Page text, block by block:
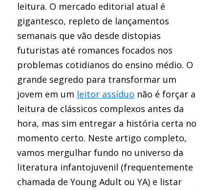
leitura. O mercado editorial atual é
gigantesco, repleto de lançamentos
semanais que vão desde distopias
futuristas até romances focados nos
problemas cotidianos do ensino médio. O
grande segredo para transformar um
jovem em um leitor assíduo não é forçar a
leitura de clássicos complexos antes da
hora, mas sim entregar a história certa no
momento certo. Neste artigo completo,
vamos mergulhar fundo no universo da
literatura infantojuvenil (frequentemente
chamada de Young Adult ou YA) e listar